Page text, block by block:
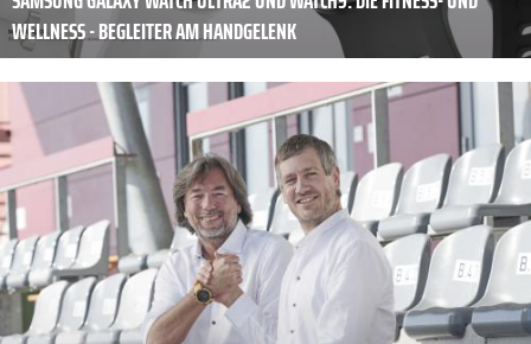
WELLNESS - BEGLEITER AM HANDGELENK